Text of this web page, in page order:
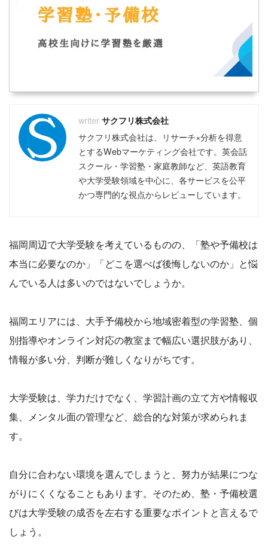
サクフリ株式会社
サクフリ株式会社は、リサーチ×分析を得意
とするWebマーケティング会社です。英会話
スクール・学習塾・家庭教師など、英語教育
や大学受験領域を中心に、各サービスを公平
かつ専門的な視点からレビューしています。
福岡周辺で大学受験を考えているものの、「塾や予備校は
本当に必要なのか」「どこを選べば後悔しないのか」と悩
んでいる人は多いのではないでしょうか。
福岡エリアには、大手予備校から地域密着型の学習塾、個
別指導やオンライン対応の教室まで幅広い選択肢があり、
情報が多い分、判断が難しくなりがちです。
大学受験は、学力だけでなく、学習計画の立て方や情報収
集、メンタル面の管理など、総合的な対策が求められま
す。
自分に合わない環境を選んでしまうと、努力が結果につな
がりにくくなることもあります。そのため、塾・予備校選
びは大学受験の成否を左右する重要なポイントと言えるで
しょう。